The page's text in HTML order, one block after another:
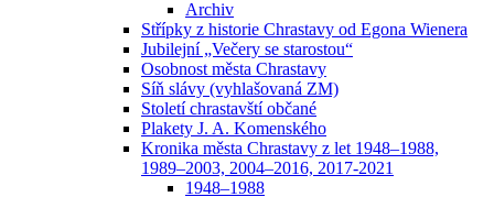
Archiv
Střípky z historie Chrastavy od Egona Wienera
Jubilejní „Večery se starostou“
Osobnost města Chrastavy
Síň slávy (vyhlašovaná ZM)
Století chrastavští občané
Plakety J. A. Komenského
Kronika města Chrastavy z let 1948–1988,
1989–2003, 2004–2016, 2017-2021
1948–1988